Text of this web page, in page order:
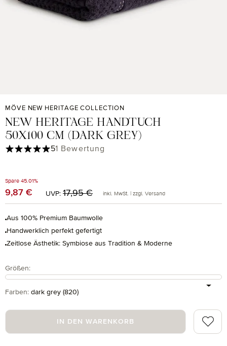
MÖVE NEW HERITAGE COLLECTION
NEW HERITAGE HANDTUCH
50X100 CM (DARK GREY)
Spare 45.01%
Verkaufspreis:
9,87 € UVP: Regulärer Preis:
17,95 € inkl. MwSt. | zzgl. Versand
Aus 100% Premium Baumwolle
Handwerklich perfekt gefertigt
Zeitlose Ästhetik: Symbiose aus Tradition & Moderne
Durchschnittliche Bewertung von 5 von 5 Sternen
51 Bewertung
Größenauswählen
:
Farbenauswählen
: dark grey (820)
IN DEN WARENKORB
Zum